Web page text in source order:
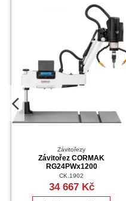
Závitořezy
Závitořez CORMAK
RG24PWx1200
CK.1902
34 667 Kč